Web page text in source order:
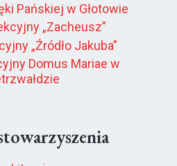
Pańskiej w Głotowie
„Zacheusz”
„Źródło Jakuba”
Domus Mariae w